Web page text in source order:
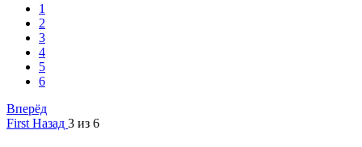
1
2
3
4
5
6
Вперёд
First Назад 3 из 6